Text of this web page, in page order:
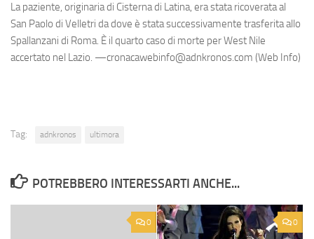
La paziente, originaria di Cisterna di Latina, era stata ricoverata al
San Paolo di Velletri da dove è stata successivamente trasferita allo
Spallanzani di Roma. È il quarto caso di morte per West Nile
accertato nel Lazio. —cronacawebinfo@adnkronos.com (Web Info)
Tag: adnkronos ultimora
POTREBBERO INTERESSARTI ANCHE...
0 0